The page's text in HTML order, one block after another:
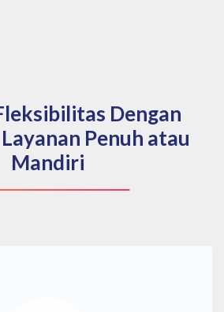
Dengan
Penuh atau
Mandiri